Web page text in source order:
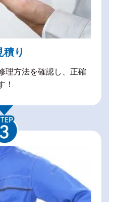
積り
理方法を確認し、正確
！